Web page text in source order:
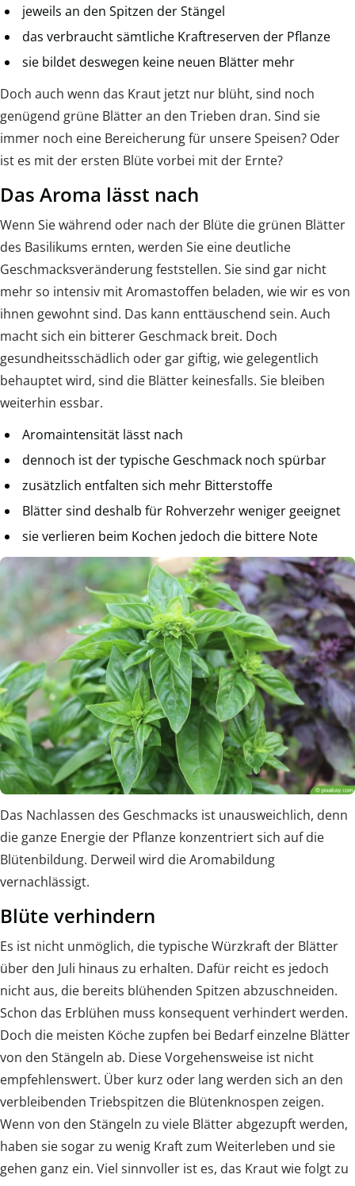
jeweils an den Spitzen der Stängel
das verbraucht sämtliche Kraftreserven der Pflanze
sie bildet deswegen keine neuen Blätter mehr
Doch auch wenn das Kraut jetzt nur blüht, sind noch
genügend grüne Blätter an den Trieben dran. Sind sie
immer noch eine Bereicherung für unsere Speisen? Oder
ist es mit der ersten Blüte vorbei mit der Ernte?
Das Aroma lässt nach
Wenn Sie während oder nach der Blüte die grünen Blätter
des Basilikums ernten, werden Sie eine deutliche
Geschmacksveränderung feststellen. Sie sind gar nicht
mehr so intensiv mit Aromastoffen beladen, wie wir es von
ihnen gewohnt sind. Das kann enttäuschend sein. Auch
macht sich ein bitterer Geschmack breit. Doch
gesundheitsschädlich oder gar giftig, wie gelegentlich
behauptet wird, sind die Blätter keinesfalls. Sie bleiben
weiterhin essbar.
Aromaintensität lässt nach
dennoch ist der typische Geschmack noch spürbar
zusätzlich entfalten sich mehr Bitterstoffe
Blätter sind deshalb für Rohverzehr weniger geeignet
sie verlieren beim Kochen jedoch die bittere Note
Das Nachlassen des Geschmacks ist unausweichlich, denn
die ganze Energie der Pflanze konzentriert sich auf die
Blütenbildung. Derweil wird die Aromabildung
vernachlässigt.
Blüte verhindern
Es ist nicht unmöglich, die typische Würzkraft der Blätter
über den Juli hinaus zu erhalten. Dafür reicht es jedoch
nicht aus, die bereits blühenden Spitzen abzuschneiden.
Schon das Erblühen muss konsequent verhindert werden.
Doch die meisten Köche zupfen bei Bedarf einzelne Blätter
von den Stängeln ab. Diese Vorgehensweise ist nicht
empfehlenswert. Über kurz oder lang werden sich an den
verbleibenden Triebspitzen die Blütenknospen zeigen.
Wenn von den Stängeln zu viele Blätter abgezupft werden,
haben sie sogar zu wenig Kraft zum Weiterleben und sie
gehen ganz ein. Viel sinnvoller ist es, das Kraut wie folgt zu